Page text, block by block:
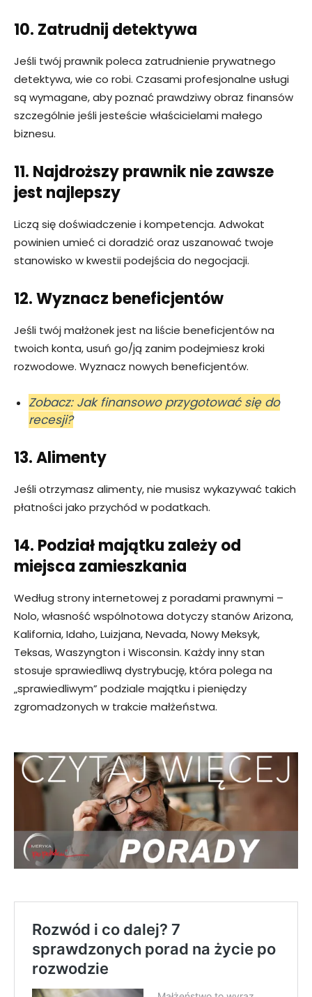
10. Zatrudnij detektywa
Jeśli twój prawnik poleca zatrudnienie prywatnego
detektywa, wie co robi. Czasami profesjonalne usługi
są wymagane, aby poznać prawdziwy obraz finansów
szczególnie jeśli jesteście właścicielami małego
biznesu.
11. Najdroższy prawnik nie zawsze
jest najlepszy
Liczą się doświadczenie i kompetencja. Adwokat
powinien umieć ci doradzić oraz uszanować twoje
stanowisko w kwestii podejścia do negocjacji.
12. Wyznacz beneficjentów
Jeśli twój małżonek jest na liście beneficjentów na
twoich konta, usuń go/ją zanim podejmiesz kroki
rozwodowe. Wyznacz nowych beneficjentów.
Zobacz: Jak finansowo przygotować się do
recesji?
13. Alimenty
Jeśli otrzymasz alimenty, nie musisz wykazywać takich
płatności jako przychód w podatkach.
14. Podział majątku zależy od
miejsca zamieszkania
Według strony internetowej z poradami prawnymi –
Nolo, własność wspólnotowa dotyczy stanów Arizona,
Kalifornia, Idaho, Luizjana, Nevada, Nowy Meksyk,
Teksas, Waszyngton i Wisconsin. Każdy inny stan
stosuje sprawiedliwą dystrybucję, która polega na
„sprawiedliwym” podziale majątku i pieniędzy
zgromadzonych w trakcie małżeństwa.